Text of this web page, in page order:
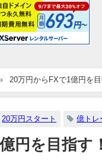
20万円からFXで1億円を
20万円スタート 億トレ
円を目指す